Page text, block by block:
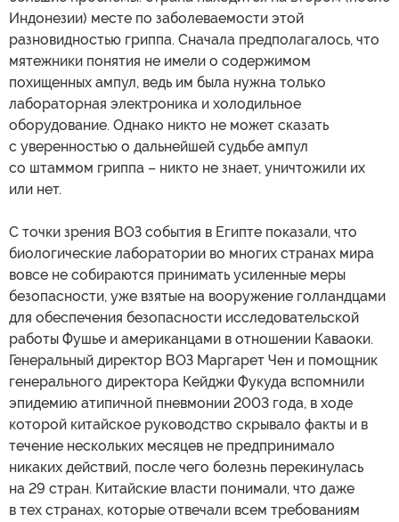
Индонезии) месте по заболеваемости этой
разновидностью гриппа. Сначала предполагалось, что
мятежники понятия не имели о содержимом
похищенных ампул, ведь им была нужна только
лабораторная электроника и холодильное
оборудование. Однако никто не может сказать
с уверенностью о дальнейшей судьбе ампул
со штаммом гриппа – никто не знает, уничтожили их
или нет.
С точки зрения ВОЗ события в Египте показали, что
биологические лаборатории во многих странах мира
вовсе не собираются принимать усиленные меры
безопасности, уже взятые на вооружение голландцами
для обеспечения безопасности исследовательской
работы Фушье и американцами в отношении Каваоки.
Генеральный директор ВОЗ Маргарет Чен и помощник
генерального директора Кейджи Фукуда вспомнили
эпидемию атипичной пневмонии 2003 года, в ходе
которой китайское руководство скрывало факты и в
течение нескольких месяцев не предпринимало
никаких действий, после чего болезнь перекинулась
на 29 стран. Китайские власти понимали, что даже
в тех странах, которые отвечали всем требованиям